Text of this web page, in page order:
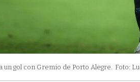
un gol con Gremio de Porto Alegre. Foto: